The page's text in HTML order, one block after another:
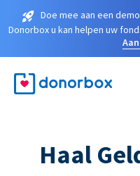
Doe mee aan een
Donorbox u kan helpen uw
Haal